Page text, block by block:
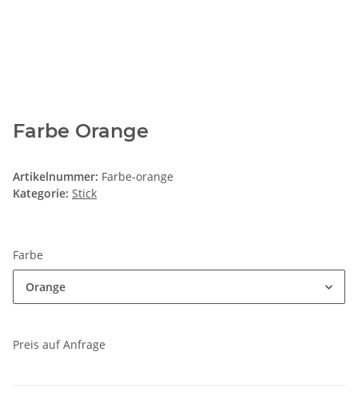
Farbe Orange
Artikelnummer: Farbe-orange
Kategorie: Stick
Farbe
Orange
Preis auf Anfrage